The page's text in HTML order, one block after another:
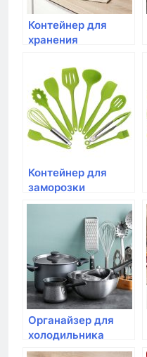
Контейнер для
хранения
DYNAMIC FRESH,
1,6л 10256 белый/
лайм
Контейнер для
заморозки
продуктов Rotho,
CLIC&LOCK;, 0,8л
Органайзер для
холодильника
Rotho, LOFT, 3.1л,